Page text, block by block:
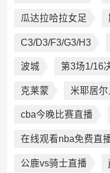
瓜达拉哈拉女足
C3/D3/F3/G3/H3
波城 第3场1/16
克莱蒙 米耶居尔
cba今晚比赛直播
在线观看nba免费直
公鹿vs骑士直播